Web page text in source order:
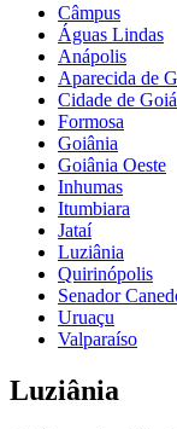
Câmpus
Águas Lindas
Anápolis
Aparecida de
Cidade de
Formosa
Goiânia
Goiânia Oeste
Inhumas
Itumbiara
Jataí
Luziânia
Quirinópolis
Senador
Uruaçu
Valparaíso
Luziânia